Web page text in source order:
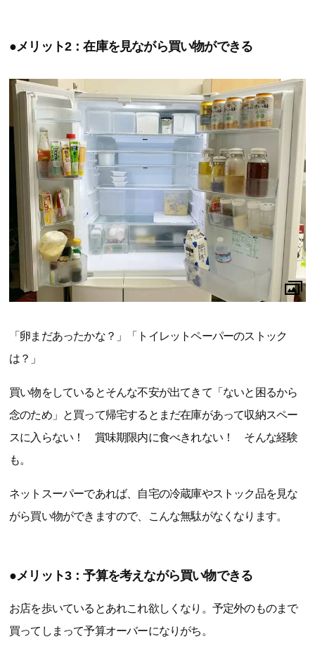
●メリット2：在庫を見ながら買い物ができる
「卵まだあったかな？」「トイレットペーパーのストック
は？」
買い物をしているとそんな不安が出てきて「ないと困るから
念のため」と買って帰宅するとまだ在庫があって収納スペー
スに入らない！ 賞味期限内に食べきれない！ そんな経験
も。
ネットスーパーであれば、自宅の冷蔵庫やストック品を見な
がら買い物ができますので、こんな無駄がなくなります。
●メリット3：予算を考えながら買い物できる
お店を歩いているとあれこれ欲しくなり。予定外のものまで
買ってしまって予算オーバーになりがち。